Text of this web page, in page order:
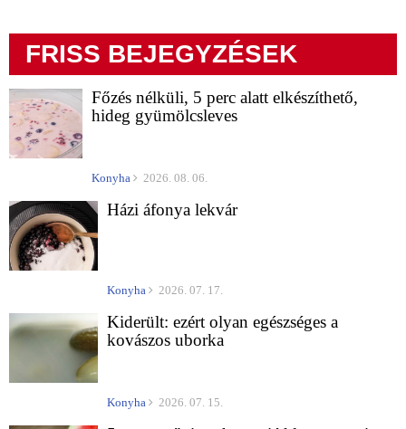
FRISS BEJEGYZÉSEK
Főzés nélküli, 5 perc alatt elkészíthető,
hideg gyümölcsleves
Konyha 2026. 08. 06.
Házi áfonya lekvár
Konyha 2026. 07. 17.
Kiderült: ezért olyan egészséges a
kovászos uborka
Konyha 2026. 07. 15.